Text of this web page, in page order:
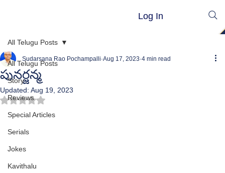
Log In
All Telugu Posts
Story
Reviews
Special Articles
Serials
Jokes
Kavithalu
All Telugu Posts
పునర్జన్మ
Sudarsana Rao Pochampalli Aug 17, 2023 4 min read
Updated: Aug 19, 2023
Rated NaN out of 5 stars.